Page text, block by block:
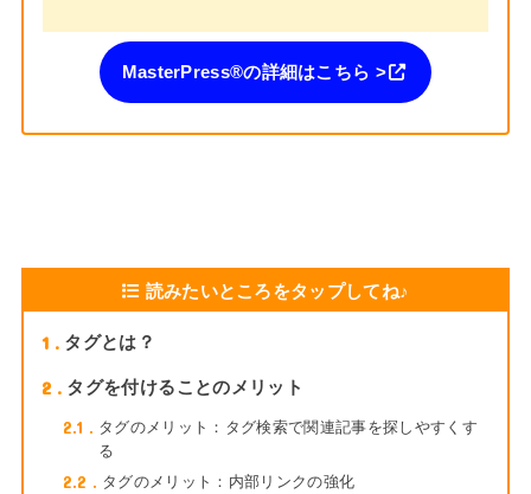
MasterPress®︎の詳細はこちら >
読みたいところをタップしてね♪
1 タグとは？
2 タグを付けることのメリット
2.1
タグのメリット：タグ検索で関連記事を探しやすくす
る
2.2 タグのメリット：内部リンクの強化